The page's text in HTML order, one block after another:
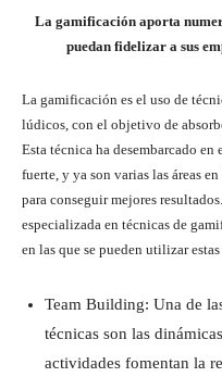
La gamificación aporta
puedan fidelizar a sus
La gamificación es el uso de
lúdicos, con el objetivo de
Esta técnica ha desembarcado
fuerte, y ya son varias las áreas
para conseguir mejores resultados.
especializada en técnicas de
en las que se pueden utilizar
Team Building: Una de
técnicas son las
actividades fomentan la